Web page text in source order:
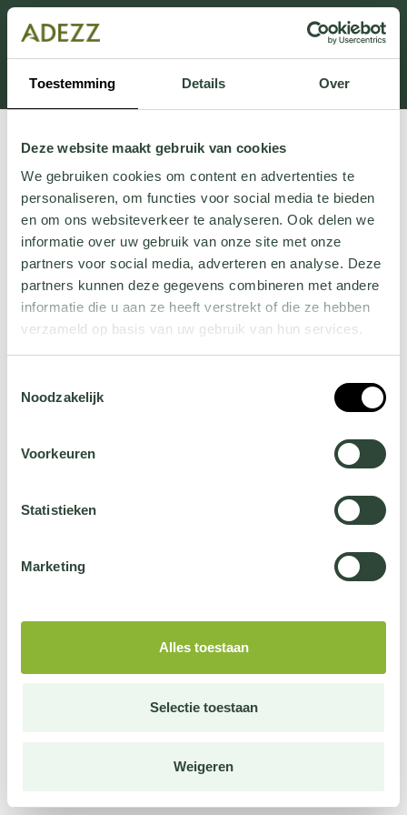
Toestemming Details Over
Deze website maakt gebruik van cookies
We gebruiken cookies om content en advertenties te
personaliseren, om functies voor social media te bieden
en om ons websiteverkeer te analyseren. Ook delen we
informatie over uw gebruik van onze site met onze
partners voor social media, adverteren en analyse. Deze
partners kunnen deze gegevens combineren met andere
informatie die u aan ze heeft verstrekt of die ze hebben
verzameld op basis van uw gebruik van hun services.
jehier.
Noodzakelijk
Voorkeuren
Statistieken
Marketing
Alles toestaan
Selectie toestaan
Weigeren
Dit onderdeel is momenteel in onderhoud.
Als je informatie mist kun je ons bellen +31 413 274
168 of mailen
Customersupport@adezz.com.